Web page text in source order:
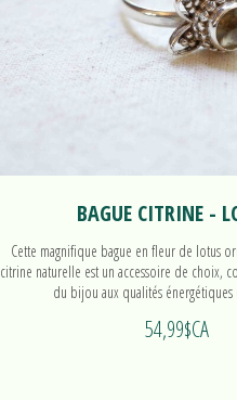
BAGUE CITRINE -
Cette magnifique bague en fleur de lotus
citrine naturelle est un accessoire de choix,
du bijou aux qualités
54,99$CA